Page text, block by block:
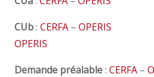
CUb: CERFA – OPERIS
OPERIS
Demande préalable: CERFA –